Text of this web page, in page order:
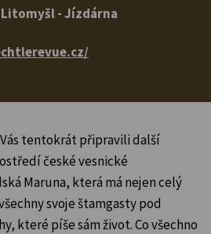
- Jízdárna
tentokrát připravili další
české vesnické
Maruna, která má nejen celý
svoje štamgasty pod
které píše sám život. Co všechno